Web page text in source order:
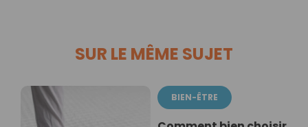
SUR LE MÊME SUJET
BIEN-ÊTRE